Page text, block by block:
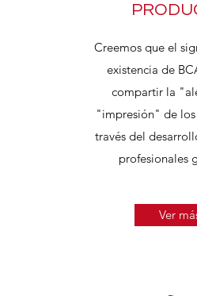
Creemos que el
existencia de
compartir la
"impresión" de los
través del
profesionales
Ver